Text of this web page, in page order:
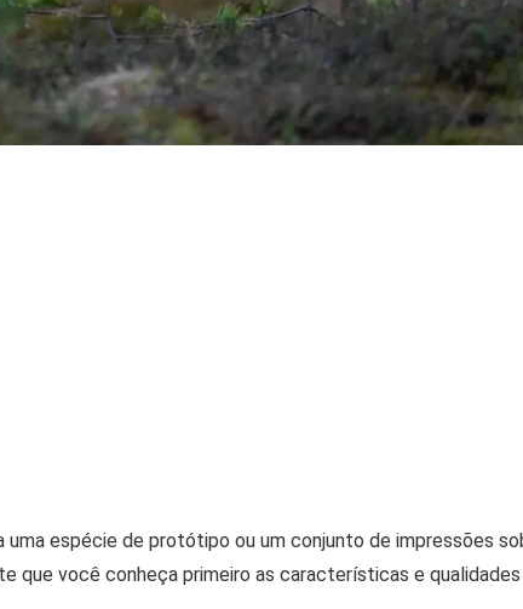
espécie de protótipo ou um conjunto de impressões
que você conheça primeiro as características e